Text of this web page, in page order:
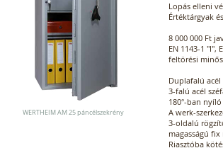
WERTHEIM AM 25 páncélszekrény
Lopás elleni
Értéktárgyak
8 000 000 Ft
EN 1143-1 "I",
feltörési
Duplafalú
3-falú acél
180°-ban
A werk-
3-oldalú
magasságú
Riasztóba